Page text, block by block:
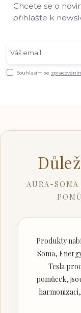
Chcete se o
přihlašte k
Souhlasím se
AURA-
Produkty
Soma,
Tesla
pomůcek,